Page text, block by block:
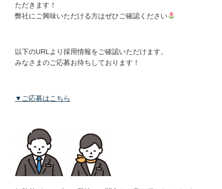
ただきます！
弊社にご興味いただける方はぜひご確認ください
以下のURLより採用情報をご確認いただけます。
みなさまのご応募お待ちしております！
▼ご応募はこちら